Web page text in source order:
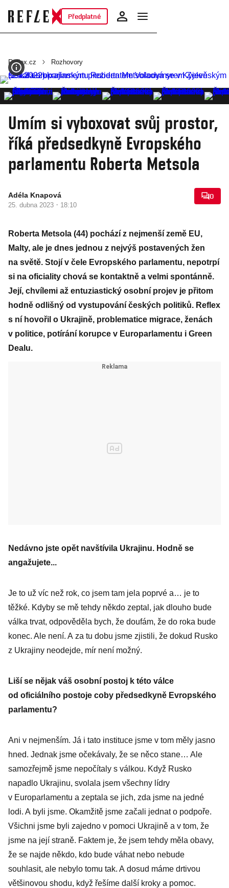
Předplatné
Reflex.cz Rozhovory
Umím si vyboxovat svůj prostor,
říká předsedkyně Evropského
parlamentu Roberta Metsola
Adéla Knapová
25. dubna 2023 · 18:10
0
Roberta Metsola (44) pochází z nejmenší země EU,
Malty, ale je dnes jednou z nejvýš postavených žen
na světě. Stojí v čele Evropského parlamentu, nepotrpí
si na oficiality chová se kontaktně a velmi spontánně.
Její, chvílemi až entuziastický osobní projev je přitom
hodně odlišný od vystupování českých politiků. Reflex
s ní hovořil o Ukrajině, problematice migrace, ženách
v politice, potírání korupce v Europarlamentu i Green
Dealu.
Nedávno jste opět navštívila Ukrajinu. Hodně se
angažujete...
Je to už víc než rok, co jsem tam jela poprvé a… je to
těžké. Kdyby se mě tehdy někdo zeptal, jak dlouho bude
válka trvat, odpověděla bych, že doufám, že do roka bude
konec. Ale není. A za tu dobu jsme zjistili, že dokud Rusko
z Ukrajiny neodejde, mír není možný.
Liší se nějak váš osobní postoj k této válce
od oficiálního postoje coby předsedkyně Evropského
parlamentu?
Ani v nejmenším. Já i tato instituce jsme v tom měly jasno
hned. Jednak jsme očekávaly, že se něco stane… Ale
samozřejmě jsme nepočítaly s válkou. Když Rusko
napadlo Ukrajinu, svolala jsem všechny lídry
v Europarlamentu a zeptala se jich, zda jsme na jedné
lodi. A byli jsme. Okamžitě jsme začali jednat o podpoře.
Všichni jsme byli zajedno v pomoci Ukrajině a v tom, že
jsme na její straně. Faktem je, že jsem tehdy měla obavy,
že se najde někdo, kdo bude váhat nebo nebude
souhlasit, ale nebylo tomu tak. A dosud máme drtivou
většinovou shodu, když řešíme další kroky a pomoc.